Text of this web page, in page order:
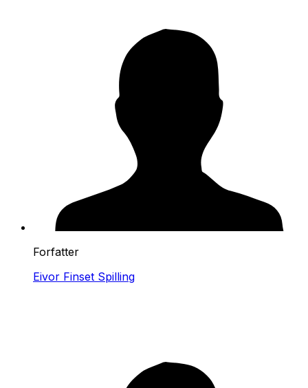
Forfatter
Eivor Finset Spilling